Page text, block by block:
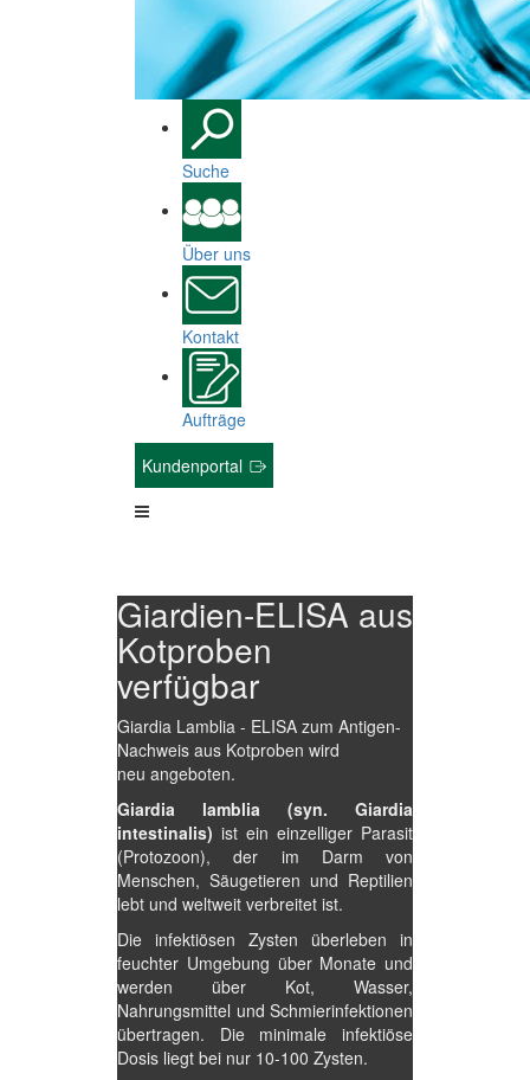
Suche
Über uns
Kontakt
Aufträge
Kundenportal
Giardien-ELISA aus
Kotproben
verfügbar
Giardia Lamblia - ELISA zum Antigen-
Nachweis aus Kotproben wird
neu angeboten.
Giardia lamblia (syn. Giardia
intestinalis) ist ein einzelliger Parasit
(Protozoon), der im Darm von
Menschen, Säugetieren und Reptilien
lebt und weltweit verbreitet ist.
Die infektiösen Zysten überleben in
feuchter Umgebung über Monate und
werden über Kot, Wasser,
Nahrungsmittel und Schmierinfektionen
übertragen. Die minimale infektiöse
Dosis liegt bei nur 10-100 Zysten.